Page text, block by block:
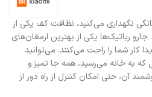
نگهداری می‌کنید، نظافت کف یکی از
رباتیک‌ها یکی از بهترین ارمغان‌های
کار شما را راحت می‌کنند. می‌توانید
که به خانه می‌رسید، همه جا تمیز و
آن، حتی امکان کنترل از راه دور از